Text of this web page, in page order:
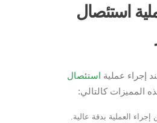
استئصال
إجراء عملية استئصال
المميزات كالتالي:
العملية بدقة عالية.